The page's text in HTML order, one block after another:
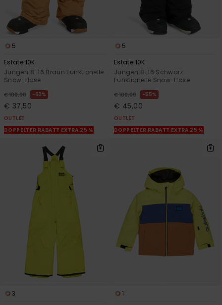
5
Estate 10K
Jungen 8-16 Braun Funktionelle
Snow-Hose
€ 100,00 63%
€ 37,50
OUTLET
DOPPELTER RABATT EXTRA 25 %
5
Estate 10K
Jungen 8-16 Schwarz
Funktionelle Snow-Hose
€ 100,00 55%
€ 45,00
OUTLET
DOPPELTER RABATT EXTRA 25 %
3 1